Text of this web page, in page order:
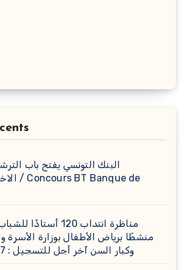
البنك التونسي يفتح باب
منشطًا برياض الأطفال بوزارة الأسرة
وكبار السن آخر أجل للتسجيل : 27 جويلية 2026